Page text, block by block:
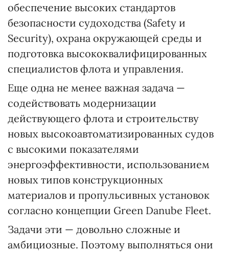
обеспечение высоких стандартов
безопасности судоходства (Safety и
Security), охрана окружающей среды и
подготовка высококвалифицированных
специалистов флота и управления.
Еще одна не менее важная задача —
содействовать модернизации
действующего флота и строительству
новых высокоавтоматизированных судов
с высокими показателями
энергоэффективности, использованием
новых типов конструкционных
материалов и пропульсивных установок
согласно концепции Green Danube Fleet.
Задачи эти — довольно сложные и
амбициозные. Поэтому выполняться они